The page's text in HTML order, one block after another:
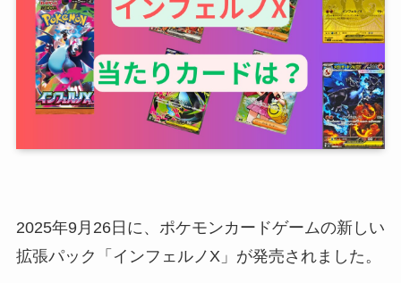
2025年9月26日に、ポケモンカードゲームの新しい
拡張パック「インフェルノX」が発売されました。